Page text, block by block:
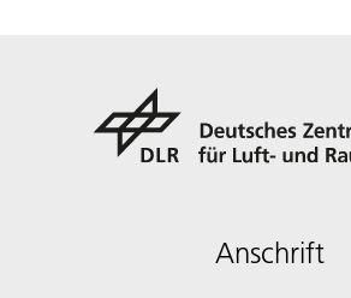
Anschrift